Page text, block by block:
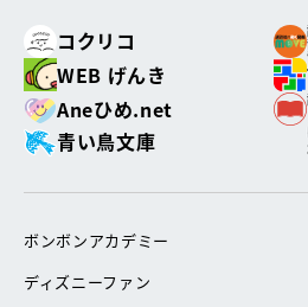
コクリコ
WEB げんき
Aneひめ.net
青い鳥文庫
ボンボンアカデミー
ディズニーファン